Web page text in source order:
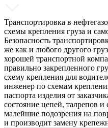
Транспортировка в
схемы крепления груза и
Безопасность
же как и любого другого
хорошей транспортной
правильно закрепленного
схему крепления для
инженер по схемам
паспорта изделия от
состояние цепей, талрепов
малейшие подозрения на
и производит замену